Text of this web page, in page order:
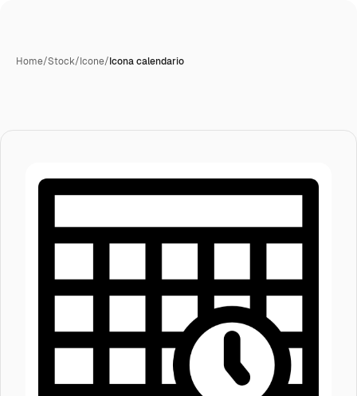
Home/Stock/Icone/Icona calendario